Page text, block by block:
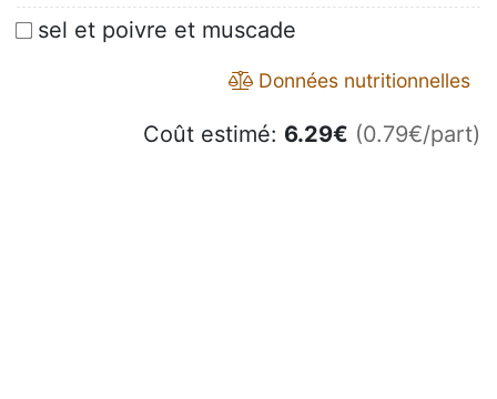
sel et poivre et muscade
Données nutritionnelles
Coût estimé: 6.29€ (0.79€/part)